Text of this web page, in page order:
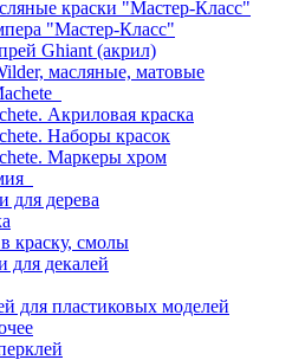
краски "Мастер-Класс"
"Мастер-Класс"
Ghiant (акрил)
масляные, матовые
Акриловая краска
Наборы красок
Маркеры хром
для дерева
краску, смолы
для декалей
для пластиковых моделей